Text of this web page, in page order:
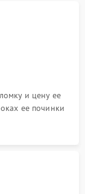
и цену ее
ее починки